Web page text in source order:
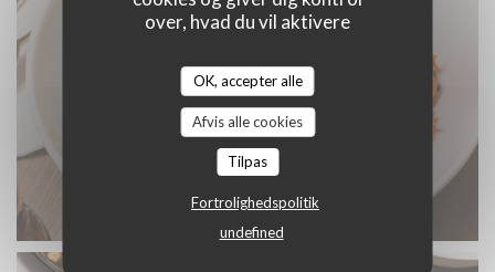
over, hvad du vil aktivere
OK, accepter alle
Afvis alle cookies
Tilpas
Fortrolighedspolitik
undefined
DSC04210.jpg